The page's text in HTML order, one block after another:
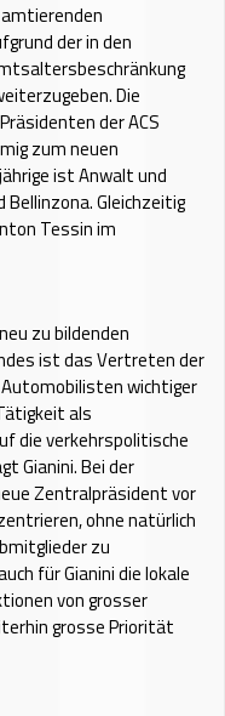
der in den
Die
der ACS
zum neuen
ist Anwalt und
Bellinzona. Gleichzeitig
Tessin im
zu bildenden
ist das Vertreten der
wichtiger
als
die verkehrspolitische
Gianini. Bei der
Zentralpräsident vor
ohne natürlich
zu
für Gianini die lokale
von grosser
grosse Priorität